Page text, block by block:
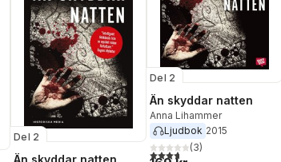
Del 2
Än skyddar natten
Del 2
Än skyddar natten
Anna Lihammer
Ljudbok 2015
3,7utav 5 stjärnor. Totalt
(3)